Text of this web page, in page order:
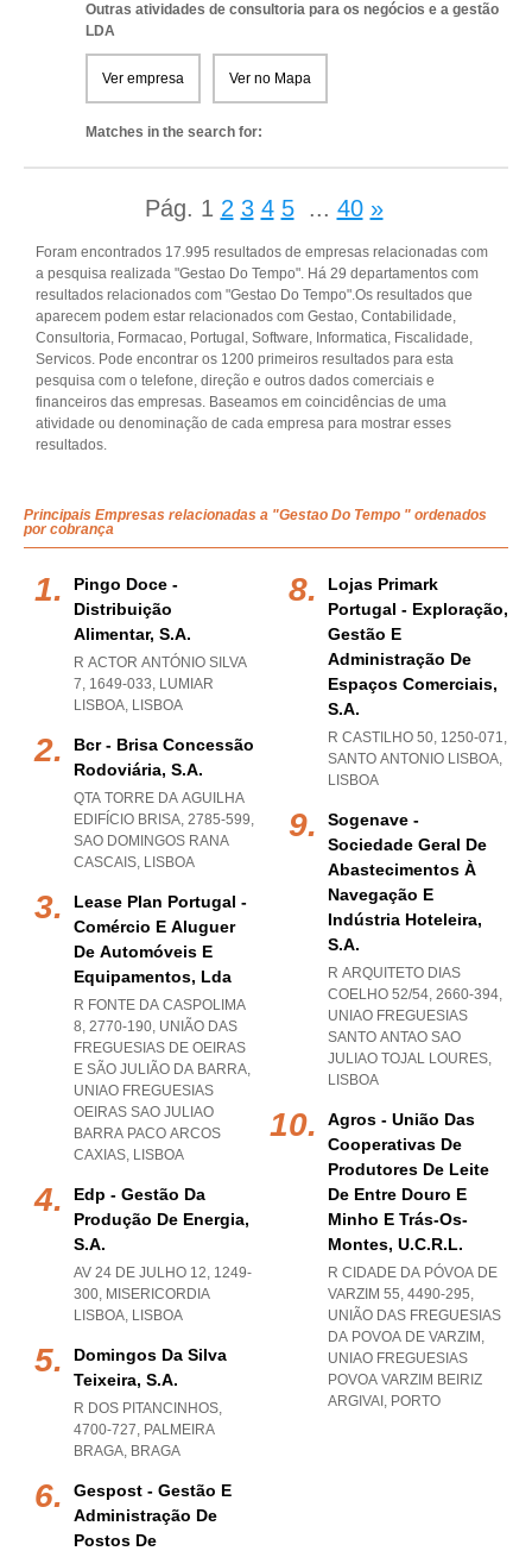
Outras atividades de consultoria para os negócios e a gestão
LDA
Ver empresa Ver no Mapa
Matches in the search for:
Pág. 1 2 3 4 5 ... 40 »
Foram encontrados 17.995 resultados de empresas relacionadas com
a pesquisa realizada "Gestao Do Tempo". Há 29 departamentos com
resultados relacionados com "Gestao Do Tempo".Os resultados que
aparecem podem estar relacionados com Gestao, Contabilidade,
Consultoria, Formacao, Portugal, Software, Informatica, Fiscalidade,
Servicos. Pode encontrar os 1200 primeiros resultados para esta
pesquisa com o telefone, direção e outros dados comerciais e
financeiros das empresas. Baseamos em coincidências de uma
atividade ou denominação de cada empresa para mostrar esses
resultados.
Principais Empresas relacionadas a "Gestao Do Tempo " ordenados
por cobrança
Pingo Doce -
Distribuição
Alimentar, S.a.
R ACTOR ANTÓNIO SILVA
7, 1649-033, LUMIAR
LISBOA, LISBOA
Bcr - Brisa Concessão
Rodoviária, S.a.
QTA TORRE DA AGUILHA
EDIFÍCIO BRISA, 2785-599,
SAO DOMINGOS RANA
CASCAIS, LISBOA
Lease Plan Portugal -
Comércio E Aluguer
De Automóveis E
Equipamentos, Lda
R FONTE DA CASPOLIMA
8, 2770-190, UNIÃO DAS
FREGUESIAS DE OEIRAS
E SÃO JULIÃO DA BARRA,
UNIAO FREGUESIAS
OEIRAS SAO JULIAO
BARRA PACO ARCOS
CAXIAS, LISBOA
Edp - Gestão Da
Produção De Energia,
S.a.
AV 24 DE JULHO 12, 1249-
300, MISERICORDIA
LISBOA, LISBOA
Domingos Da Silva
Teixeira, S.a.
R DOS PITANCINHOS,
4700-727, PALMEIRA
BRAGA, BRAGA
Gespost - Gestão E
Administração De
Postos De
Lojas Primark
Portugal - Exploração,
Gestão E
Administração De
Espaços Comerciais,
S.a.
R CASTILHO 50, 1250-071,
SANTO ANTONIO LISBOA,
LISBOA
Sogenave -
Sociedade Geral De
Abastecimentos À
Navegação E
Indústria Hoteleira,
S.a.
R ARQUITETO DIAS
COELHO 52/54, 2660-394,
UNIAO FREGUESIAS
SANTO ANTAO SAO
JULIAO TOJAL LOURES,
LISBOA
Agros - União Das
Cooperativas De
Produtores De Leite
De Entre Douro E
Minho E Trás-Os-
Montes, U.c.r.l.
R CIDADE DA PÓVOA DE
VARZIM 55, 4490-295,
UNIÃO DAS FREGUESIAS
DA POVOA DE VARZIM ,
UNIAO FREGUESIAS
POVOA VARZIM BEIRIZ
ARGIVAI , PORTO